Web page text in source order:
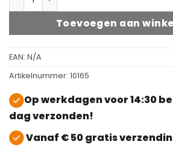
Toevoegen aan
EAN: N/A
Artikelnummer: 10165
Op werkdagen voor 14:30
dag verzonden!
Vanaf € 50 gratis